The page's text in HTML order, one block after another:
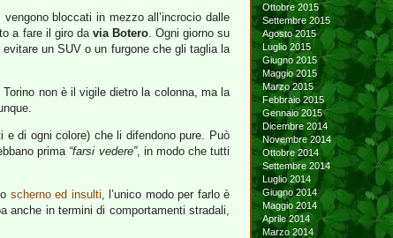
bloccati in mezzo all’incrocio dalle
a fare il giro da via Botero. Ogni giorno su
un SUV o un furgone che gli taglia la
non è il vigile dietro la colonna, ma la
di ogni colore) che li difendono pure. Può
prima “farsi vedere”, in modo che tutti
scherno ed insulti, l’unico modo per farlo è
anche in termini di comportamenti stradali,
Ottobre 2015
Settembre 2015
Agosto 2015
Luglio 2015
Giugno 2015
Maggio 2015
Marzo 2015
Febbraio 2015
Gennaio 2015
Dicembre 2014
Novembre 2014
Ottobre 2014
Settembre 2014
Luglio 2014
Giugno 2014
Maggio 2014
Aprile 2014
Marzo 2014